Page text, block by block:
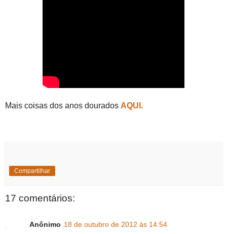
Mais coisas dos anos dourados AQUI .
Compartilhar
17 comentários:
Anônimo 18 de outubro de 2012 às 14:54